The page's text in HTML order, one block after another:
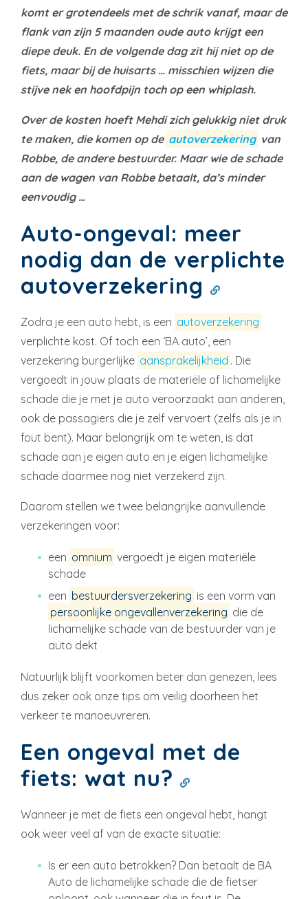
komt er grotendeels met de schrik vanaf, maar de
flank van zijn 5 maanden oude auto krijgt een
diepe deuk. En de volgende dag zit hij niet op de
fiets, maar bij de huisarts … misschien wijzen die
stijve nek en hoofdpijn toch op een whiplash.
Over de kosten hoeft Mehdi zich gelukkig niet druk
te maken, die komen op de autoverzekering van
Robbe, de andere bestuurder. Maar wie de schade
aan de wagen van Robbe betaalt, da’s minder
eenvoudig …
Auto-ongeval: meer
nodig dan de verplichte
autoverzekering
Zodra je een auto hebt, is een autoverzekering
verplichte kost. Of toch een ‘BA auto’, een
verzekering burgerlijke aansprakelijkheid . Die
vergoedt in jouw plaats de materiële of lichamelijke
schade die je met je auto veroorzaakt aan anderen,
ook de passagiers die je zelf vervoert (zelfs als je in
fout bent). Maar belangrijk om te weten, is dat
schade aan je eigen auto en je eigen lichamelijke
schade daarmee nog niet verzekerd zijn.
Daarom stellen we twee belangrijke aanvullende
verzekeringen voor:
een omnium vergoedt je eigen materiële
schade
een bestuurdersverzekering is een vorm van
persoonlijke ongevallenverzekering die de
lichamelijke schade van de bestuurder van je
auto dekt
Natuurlijk blijft voorkomen beter dan genezen, lees
dus zeker ook onze tips om veilig doorheen het
verkeer te manoeuvreren.
Een ongeval met de
fiets: wat nu?
Wanneer je met de fiets een ongeval hebt, hangt
ook weer veel af van de exacte situatie:
Is er een auto betrokken? Dan betaalt de BA
Auto de lichamelijke schade die de fietser